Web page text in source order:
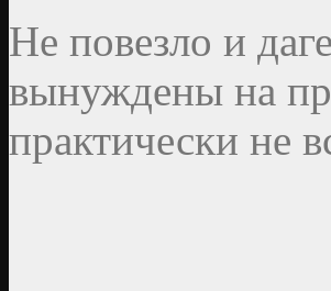
Не повезло и
вынуждены на
практически не